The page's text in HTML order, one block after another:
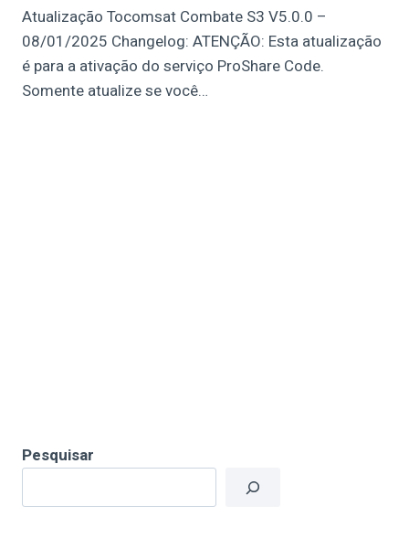
Atualização Tocomsat Combate S3 V5.0.0 –
08/01/2025 Changelog: ATENÇÃO: Esta atualização
é para a ativação do serviço ProShare Code.
Somente atualize se você…
Pesquisar